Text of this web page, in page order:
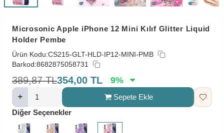
Microsonic Apple iPhone 12 Mini Kılıf Glitter Liquid
Holder Pembe
Ürün Kodu:CS215-GLT-HLD-IP12-MINI-PMB
Barkod:8682875058731
389,87 TL354,00 TL 9%
Sepete Ekle
Diğer Seçenekler